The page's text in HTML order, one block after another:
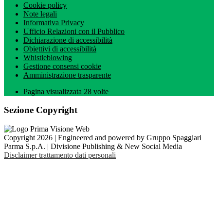
Cookie policy
Note legali
Informativa Privacy
Ufficio Relazioni con il Pubblico
Dichiarazione di accessibilità
Obiettivi di accessibilità
Whistleblowing
Gestione consensi cookie
Amministrazione trasparente
Pagina visualizzata 28 volte
Sezione Copyright
Copyright 2026 | Engineered and powered by Gruppo Spaggiari
Parma S.p.A. | Divisione Publishing & New Social Media
Disclaimer trattamento dati personali